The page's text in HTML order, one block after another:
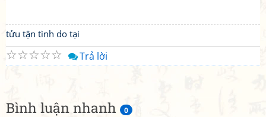
Bình luận nhanh 0
tửu tận tình do tại
☆
☆
☆
☆
☆ Trả lời